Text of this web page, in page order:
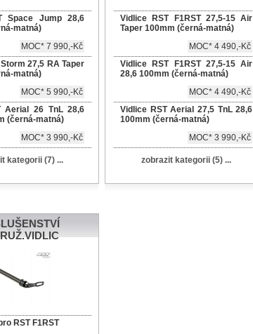
Space Jump 28,6
matná)
MOC* 7 990,-Kč
27,5 RA Taper
matná)
MOC* 5 990,-Kč
Aerial 26 TnL 28,6
(černá-matná)
MOC* 3 990,-Kč
kategorii (7) ...
Vidlice RST F1RST 27,5-15 Air
Taper 100mm (černá-matná)
MOC* 4 490,-Kč
Vidlice RST F1RST 27,5-15 Air
28,6 100mm (černá-matná)
MOC* 4 490,-Kč
Vidlice RST Aerial 27,5 TnL 28,6
100mm (černá-matná)
MOC* 3 990,-Kč
zobrazit kategorii (5) ...
RST F1RST